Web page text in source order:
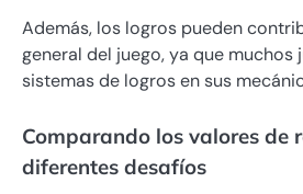
Además, los logros pueden
general del juego, ya que muchos
sistemas de logros en sus
Comparando los valores de
diferentes desafíos